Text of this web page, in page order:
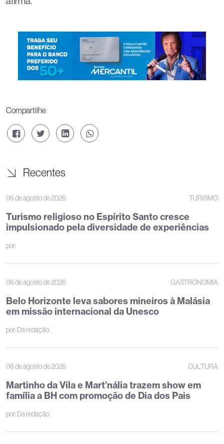
Compartilhe
Recentes
06 de agosto de 2026 TURISMO
Turismo religioso no Espírito Santo cresce
impulsionado pela diversidade de experiências
por:
06 de agosto de 2026 GASTRONOMIA
Belo Horizonte leva sabores mineiros à Malásia
em missão internacional da Unesco
por:Da redação
06 de agosto de 2026 CULTURA
Martinho da Vila e Mart’nália trazem show em
família a BH com promoção de Dia dos Pais
por:Da redação